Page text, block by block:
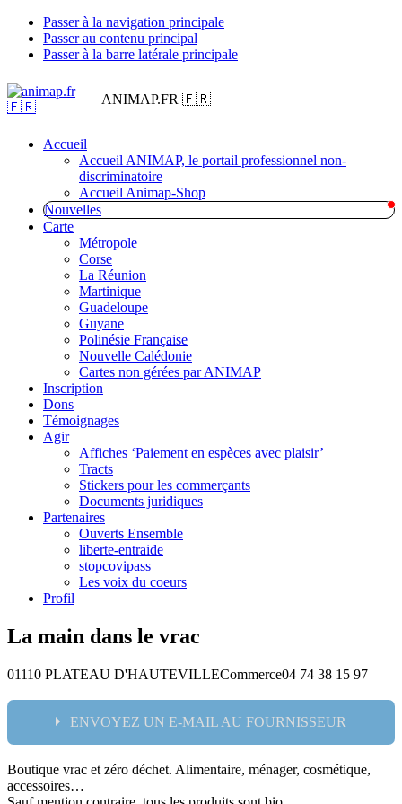
Passer à la navigation principale
Passer au contenu principal
Passer à la barre latérale principale
ANIMAP.FR 🇫🇷
Accueil
Accueil ANIMAP, le portail professionnel non-
discriminatoire
Accueil Animap-Shop
Nouvelles
Carte
Métropole
Corse
La Réunion
Martinique
Guadeloupe
Guyane
Polinésie Française
Nouvelle Calédonie
Cartes non gérées par ANIMAP
Inscription
Dons
Témoignages
Agir
Affiches ‘Paiement en espèces avec plaisir’
Tracts
Stickers pour les commerçants
Documents juridiques
Partenaires
Ouverts Ensemble
liberte-entraide
stopcovipass
Les voix du coeurs
Profil
La main dans le vrac
01110 PLATEAU D'HAUTEVILLECommerce04 74 38 15 97
ENVOYEZ UN E-MAIL AU FOURNISSEUR
Nom:
Boutique vrac et zéro déchet. Alimentaire, ménager, cosmétique,
accessoires…